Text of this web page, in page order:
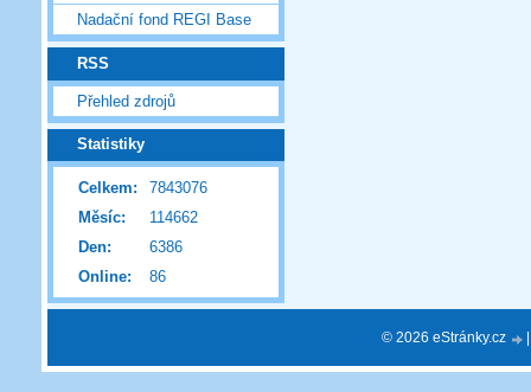
Nadační fond REGI Base
RSS
Přehled zdrojů
Statistiky
Online: 86
Celkem:
7843076
Měsíc:
114662
Den:
6386
© 2026 eStránky.cz